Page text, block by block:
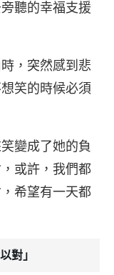
聽的幸福支援
，突然感到悲
笑的時候必須
變成了她的負
或許，我們都
希望有一天都
對」